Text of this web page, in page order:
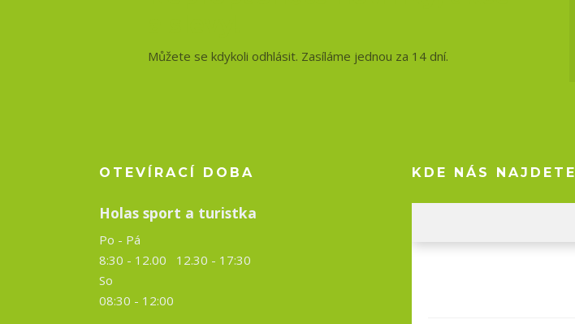
Můžete se kdykoli odhlásit. Zasíláme jednou za 14 dní.
OTEVÍRACÍ DOBA
Holas sport a turistka
Po - Pá
8:30 - 12.00 12.30 - 17:30
So
08:30 - 12:00
KDE NÁS NAJDETE